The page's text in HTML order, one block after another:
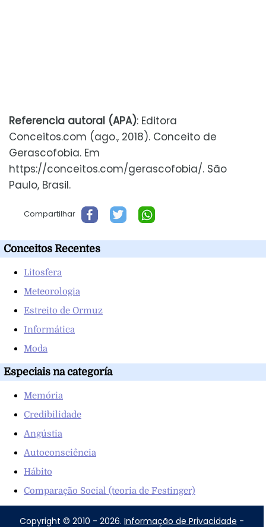
Referencia autoral (APA): Editora
Conceitos.com (ago., 2018). Conceito de
Gerascofobia. Em
https://conceitos.com/gerascofobia/. São
Paulo, Brasil.
Compartilhar
Conceitos Recentes
Litosfera
Meteorologia
Estreito de Ormuz
Informática
Moda
Especiais na categoría
Memória
Credibilidade
Angústia
Autoconsciência
Hábito
Comparação Social (teoria de Festinger)
Copyright © 2010 - 2026. Informação de Privacidade -